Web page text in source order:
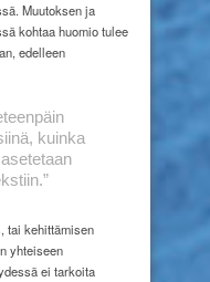
Muutoksen ja
kohtaa huomio tulee
edelleen
kuinka
tai kehittämisen
yhteiseen
ei tarkoita